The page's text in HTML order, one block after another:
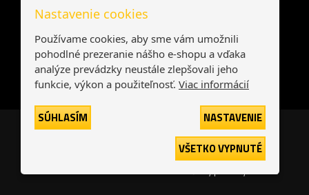
Slovensko
- -
Všetky práva vyhradené
Nastavenie cookies
Používame cookies, aby sme vám umožnili
pohodlné prezeranie nášho e-shopu a vďaka
analýze prevádzky neustále zlepšovali jeho
funkcie, výkon a použiteľnosť. Viac informácií
SÚHLASÍM
NASTAVENIE
VŠETKO VYPNUTÉ